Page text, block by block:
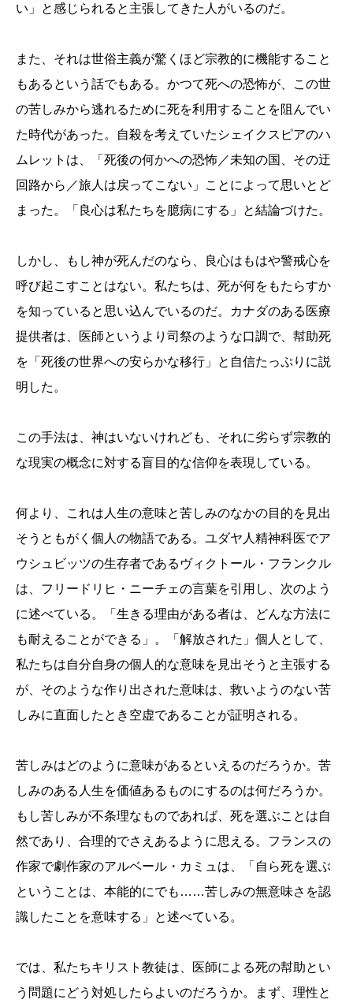
い」と感じられると主張してきた人がいるのだ。
また、それは世俗主義が驚くほど宗教的に機能すること
もあるという話でもある。かつて死への恐怖が、この世
の苦しみから逃れるために死を利用することを阻んでい
た時代があった。自殺を考えていたシェイクスピアのハ
ムレットは、「死後の何かへの恐怖／未知の国、その迂
回路から／旅人は戻ってこない」ことによって思いとど
まった。「良心は私たちを臆病にする」と結論づけた。
しかし、もし神が死んだのなら、良心はもはや警戒心を
呼び起こすことはない。私たちは、死が何をもたらすか
を知っていると思い込んでいるのだ。カナダのある医療
提供者は、医師というより司祭のような口調で、幇助死
を「死後の世界への安らかな移行」と自信たっぷりに説
明した。
この手法は、神はいないけれども、それに劣らず宗教的
な現実の概念に対する盲目的な信仰を表現している。
何より、これは人生の意味と苦しみのなかの目的を見出
そうともがく個人の物語である。ユダヤ人精神科医でア
ウシュビッツの生存者であるヴィクトール・フランクル
は、フリードリヒ・ニーチェの言葉を引用し、次のよう
に述べている。「生きる理由がある者は、どんな方法に
も耐えることができる」。「解放された」個人として、
私たちは自分自身の個人的な意味を見出そうと主張する
が、そのような作り出された意味は、救いようのない苦
しみに直面したとき空虚であることが証明される。
苦しみはどのように意味があるといえるのだろうか。苦
しみのある人生を価値あるものにするのは何だろうか。
もし苦しみが不条理なものであれば、死を選ぶことは自
然であり、合理的でさえあるように思える。フランスの
作家で劇作家のアルベール・カミュは、「自ら死を選ぶ
ということは、本能的にでも……苦しみの無意味さを認
識したことを意味する」と述べている。
では、私たちキリスト教徒は、医師による死の幇助とい
う問題にどう対処したらよいのだろうか。まず、理性と